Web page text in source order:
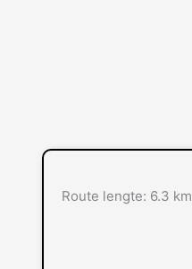
Route lengte: 6.3 km